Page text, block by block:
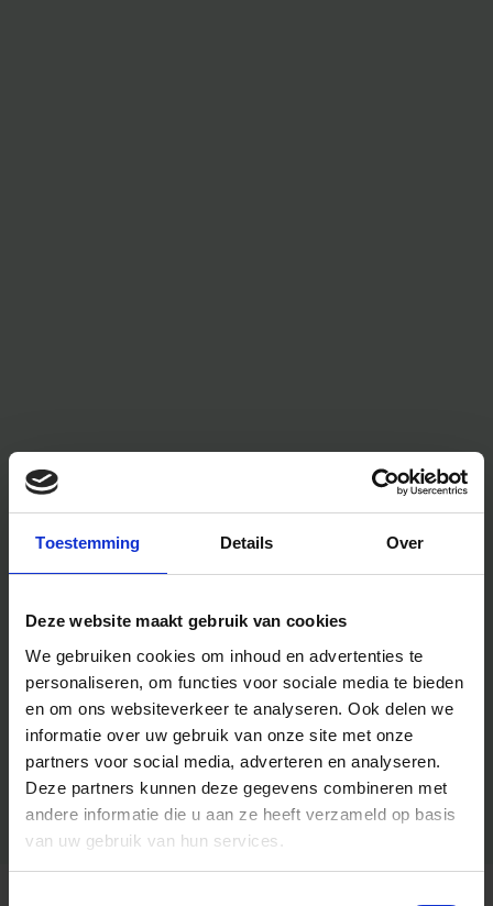
Toestemming Details Over
Deze website maakt gebruik van cookies
We gebruiken cookies om inhoud en advertenties te
personaliseren, om functies voor sociale media te bieden
en om ons websiteverkeer te analyseren. Ook delen we
informatie over uw gebruik van onze site met onze
partners voor social media, adverteren en analyseren.
Deze partners kunnen deze gegevens combineren met
andere informatie die u aan ze heeft verzameld op basis
van uw gebruik van hun services.